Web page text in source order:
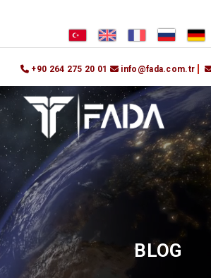
+90 264 275 20 01 info@fada.com.tr
BLOG